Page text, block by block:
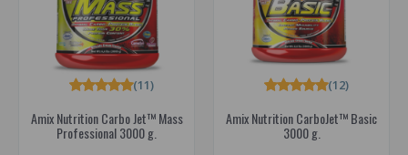
Amix Nutrition Carbo Jet™ Mass
Professional 3000 g.
(11)
Amix Nutrition CarboJet™ Basic
3000 g.
(12)